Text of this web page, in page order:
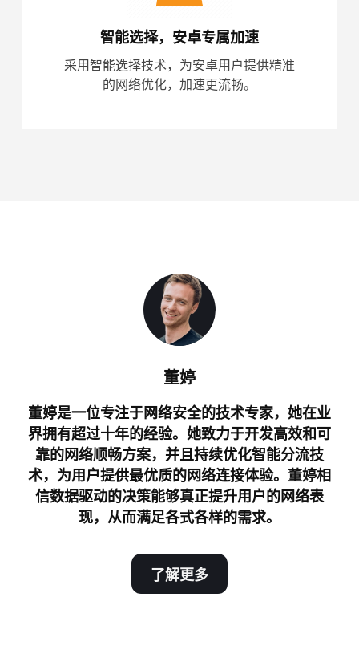
智能选择，安卓专属加速
采用智能选择技术，为安卓用户提供精准
的网络优化，加速更流畅。
董婷
董婷是一位专注于网络安全的技术专家，她在业
界拥有超过十年的经验。她致力于开发高效和可
靠的网络顺畅方案，并且持续优化智能分流技
术，为用户提供最优质的网络连接体验。董婷相
信数据驱动的决策能够真正提升用户的网络表
现，从而满足各式各样的需求。
了解更多